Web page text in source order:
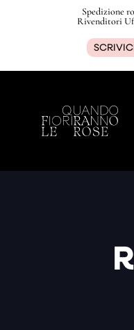
Spedizione
Rivenditori